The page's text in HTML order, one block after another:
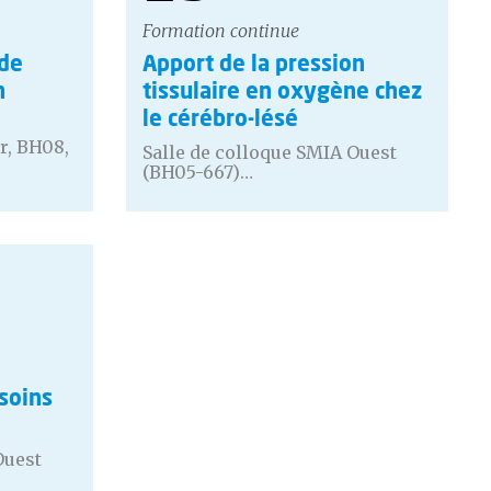
BH08,
Formation continue
Apport de la pression
tissulaire en oxygène chez
le cérébro-lésé
Salle de colloque SMIA Ouest
(BH05-667)…